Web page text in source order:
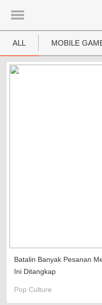
UTAMA
Home
News
Favourite
About
ALL MOBILE
MOVIES
Batalin Banyak Pesanan
Ini Ditangkap
Pop Culture